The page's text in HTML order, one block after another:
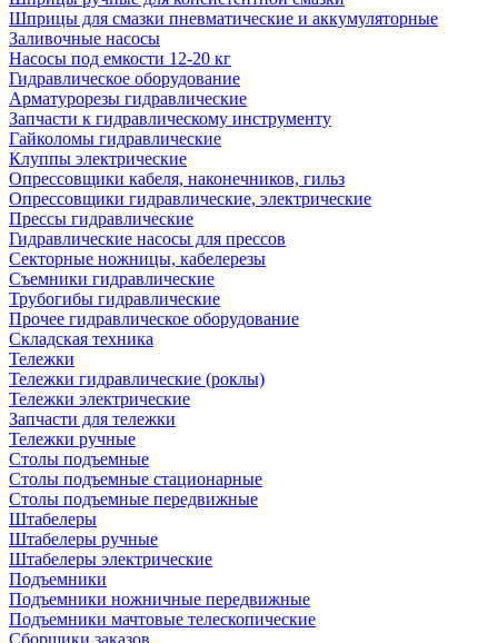
Шприцы для смазки пневматические и аккумуляторные
Заливочные насосы
Насосы под емкости 12-20 кг
Гидравлическое оборудование
Арматурорезы гидравлические
Запчасти к гидравлическому инструменту
Гайколомы гидравлические
Клуппы электрические
Опрессовщики кабеля, наконечников, гильз
Опрессовщики гидравлические, электрические
Прессы гидравлические
Гидравлические насосы для прессов
Секторные ножницы, кабелерезы
Съемники гидравлические
Трубогибы гидравлические
Прочее гидравлическое оборудование
Складская техника
Тележки
Тележки гидравлические (роклы)
Тележки электрические
Запчасти для тележки
Тележки ручные
Столы подъемные
Столы подъемные стационарные
Столы подъемные передвижные
Штабелеры
Штабелеры ручные
Штабелеры электрические
Подъемники
Подъемники ножничные передвижные
Подъемники мачтовые телескопические
Сборщики заказов